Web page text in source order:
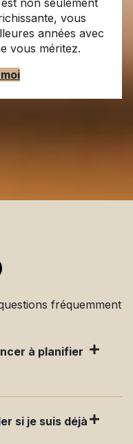
non seulement
vous
années avec
vous méritez.
fréquemment
à planifier
si je suis déjà